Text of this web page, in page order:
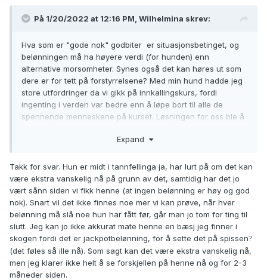
På 1/20/2022 at 12:16 PM, Wilhelmina skrev:
Hva som er "gode nok" godbiter er situasjonsbetinget, og
belønningen må ha høyere verdi (for hunden) enn
alternative morsomheter. Synes også det kan høres ut som
dere er for tett på forstyrrelsene? Med min hund hadde jeg
store utfordringer da vi gikk på innkallingskurs, fordi
ingenting i verden var bedre enn å løpe bort til alle de
spennende menneskene på kurset. Løsningen for oss ble å
meter før vi gradvis kunne trene nærmere og nærmere de
var det leverpostei, for en annen hund på kurset var det å
leke med en vinkork, og en tredje fikk snuse på en løpetispe
som belønning.
Du skriver også at hunden er 4 mnd, og det kan være en
vanskelig periode hvis hun er midt i tannfellinga. I den
alderen fantes det ikke en belønning i verden som var god
nok for min hund, til og med blodpølse spytta hun rett ut. Så
jeg ville ikke stilt så høye krav i en sånn situasjon.
Expand
Takk for svar. Hun er midt i tannfellinga ja, har lurt på om det kan
være ekstra vanskelig nå på grunn av det, samtidig har det jo
vært sånn siden vi fikk henne (at ingen belønning er høy og god
nok). Snart vil det ikke finnes noe mer vi kan prøve, når hver
belønning må slå noe hun har fått før, går man jo tom for ting til
slutt. Jeg kan jo ikke akkurat mate henne en bæsj jeg finner i
skogen fordi det er jackpotbelønning, for å sette det på spissen?
(det føles så ille nå). Som sagt kan det være ekstra vanskelig nå,
men jeg klarer ikke helt å se forskjellen på henne nå og for 2-3
måneder siden.